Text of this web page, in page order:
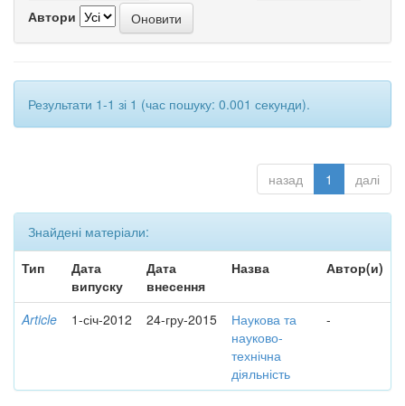
Автори
Результати 1-1 зі 1 (час пошуку: 0.001 секунди).
назад 1 далі
Знайдені матеріали:
Тип
Дата
випуску
Дата
внесення
Назва Автор(и)
Article 1-січ-2012 24-гру-2015
Наукова та
науково-
технічна
діяльність
-